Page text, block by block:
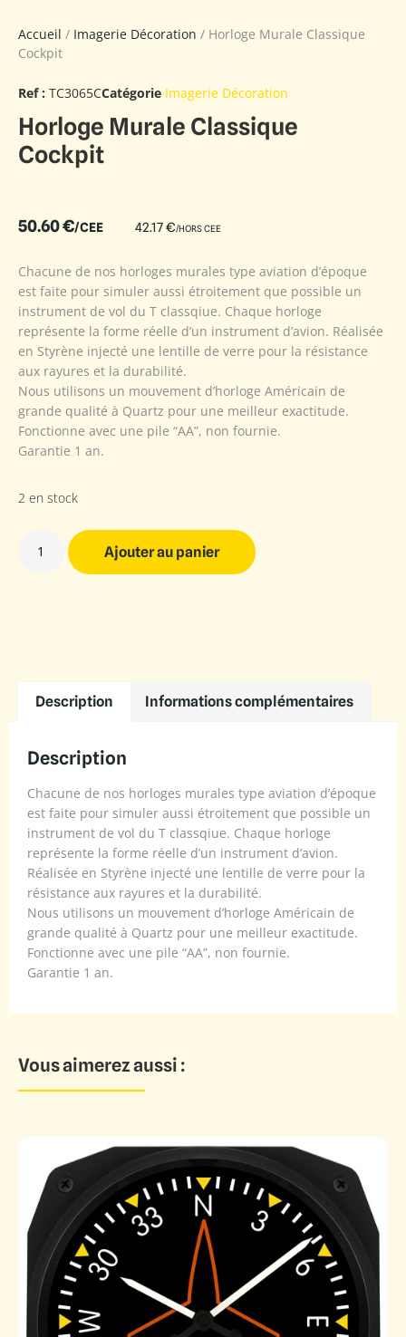
Accueil / Imagerie Décoration / Horloge Murale Classique
Cockpit
Ref : TC3065CCatégorie Imagerie Décoration
Horloge Murale Classique
Cockpit
50.60€/CEE 42.17€/HORS CEE
Chacune de nos horloges murales type aviation d’époque
est faite pour simuler aussi étroitement que possible un
instrument de vol du T classqiue. Chaque horloge
représente la forme réelle d’un instrument d’avion. Réalisée
en Styrène injecté une lentille de verre pour la résistance
aux rayures et la durabilité.
Nous utilisons un mouvement d’horloge Américain de
grande qualité à Quartz pour une meilleur exactitude.
Fonctionne avec une pile “AA”, non fournie.
Garantie 1 an.
2 en stock
Ajouter au panier
Description Informations complémentaires
Description
Chacune de nos horloges murales type aviation d’époque
est faite pour simuler aussi étroitement que possible un
instrument de vol du T classqiue. Chaque horloge
représente la forme réelle d’un instrument d’avion.
Réalisée en Styrène injecté une lentille de verre pour la
résistance aux rayures et la durabilité.
Nous utilisons un mouvement d’horloge Américain de
grande qualité à Quartz pour une meilleur exactitude.
Fonctionne avec une pile “AA”, non fournie.
Garantie 1 an.
Vous aimerez aussi :